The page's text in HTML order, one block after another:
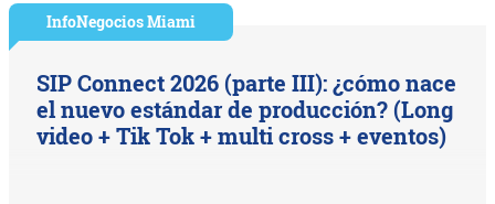
InfoNegocios Miami
SIP Connect 2026 (parte III): ¿cómo nace
el nuevo estándar de producción? (Long
video + Tik Tok + multi cross + eventos)